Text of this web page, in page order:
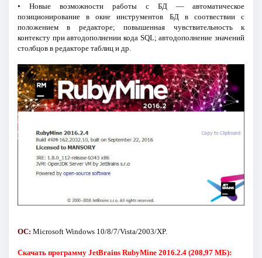
• Новые возможности работы с БД — автоматическое
позиционирование в окне инструментов БД в соотвествии с
положением в редакторе; повышенная чувствительность к
контексту при автодополнении кода SQL; автодополнение значений
столбцов в редакторе таблиц и др.
ОС: Microsoft Windows 10/8/7/Vista/2003/XP.
Скачать программу JetBrains RubyMine 2016.2.4 (208,97 МБ):